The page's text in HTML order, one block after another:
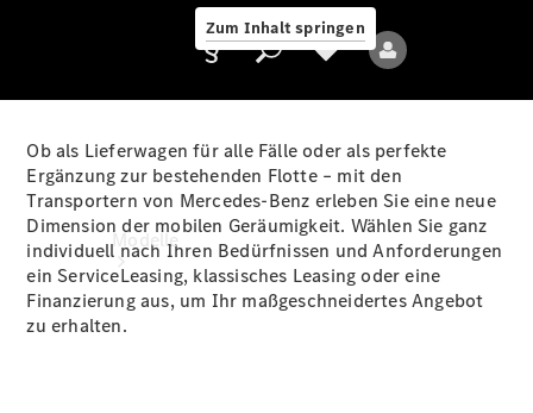
Zum Inhalt springen
Anbieter/Datenschutz
Modelle
Ob als Lieferwagen für alle Fälle oder als perfekte
Ergänzung zur bestehenden Flotte – mit den
Transportern von Mercedes-Benz erleben Sie eine neue
Dimension der mobilen Geräumigkeit. Wählen Sie ganz
individuell nach Ihren Bedürfnissen und Anforderungen
ein ServiceLeasing, klassisches Leasing oder eine
Finanzierung aus, um Ihr maßgeschneidertes Angebot
zu erhalten.